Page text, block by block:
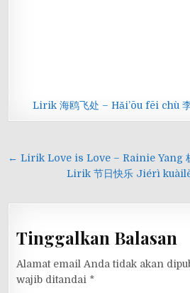
Lirik 海鸥飞处 – Hǎi’ōu fēi chù
Navigasi
← Lirik Love is Love – Rainie Yang
Lirik 节日快乐 Jiérì
Tinggalkan Balasan
Alamat email Anda tidak akan
wajib ditandai *